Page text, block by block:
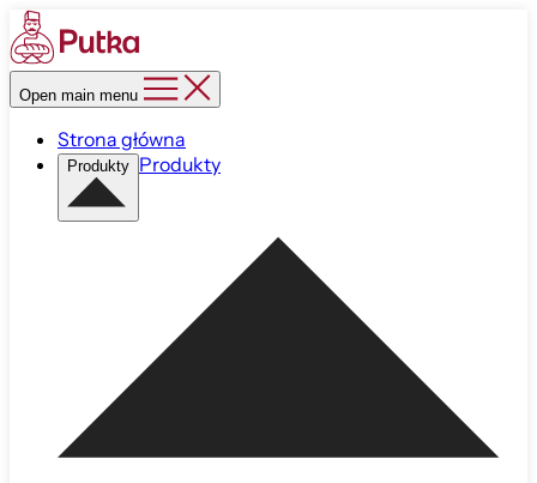
Open main menu
Strona główna
Produkty Produkty